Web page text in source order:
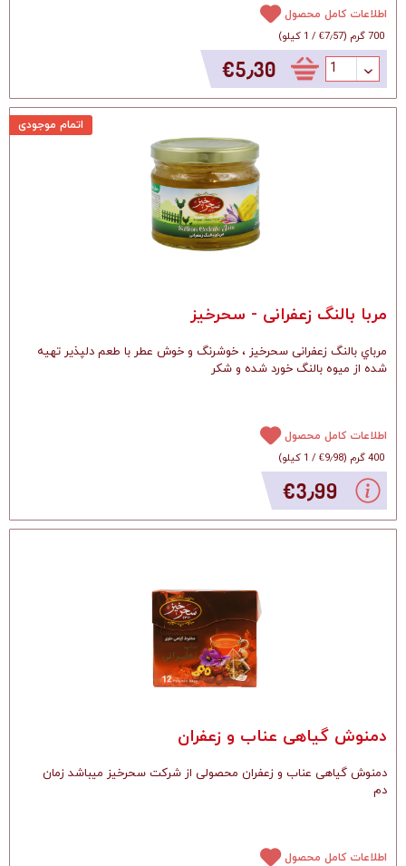
اطلاعات کامل محصول
700 گرم
(‎€7٫57 / 1 کیلو )
‎€5٫30
اتمام موجودی
مربا بالنگ زعفرانی - سحرخیز
مرباي بالنگ زعفرانی سحرخیز ، خوشرنگ و خوش عطر با طعم‌ دلپذیر تهیه
شده از میوه بالنگ خورد شده و شكر
اطلاعات کامل محصول
400 گرم
(‎€9٫98 / 1 کیلو )
‎€3٫99
دمنوش گیاهی عناب و زعفران
دمنوش گیاهی عناب و زعفران محصولی از شرکت سحرخیز میباشد زمان
دم
اطلاعات کامل محصول